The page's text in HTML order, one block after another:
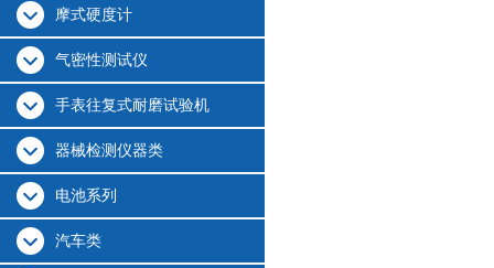
摩式硬度计
气密性测试仪
手表往复式耐磨试验机
器械检测仪器类
电池系列
汽车类